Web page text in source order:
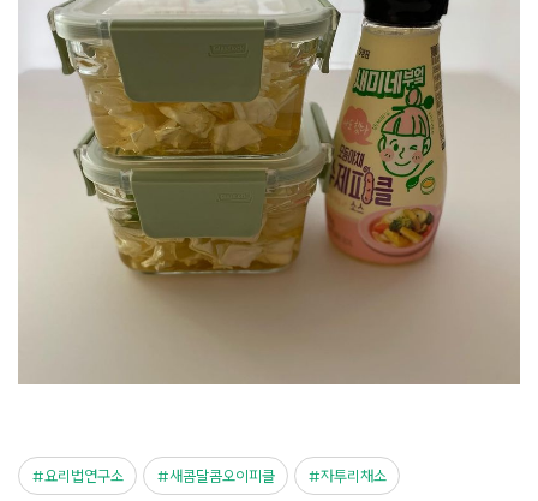
요리법연구소 새콤달콤오이피클 자투리채소